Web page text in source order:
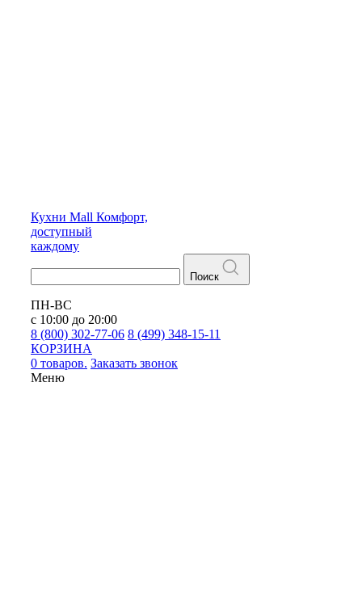
Кухни Mall Комфорт,
доступный
каждому
Поиск
ПН-ВС
с 10:00 до 20:00
8 (800) 302-77-06 8 (499) 348-15-11
КОРЗИНА
0 товаров. Заказать звонок
Меню